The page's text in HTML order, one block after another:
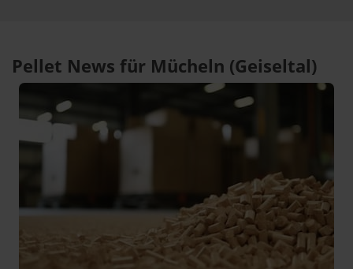
Pellet News für Mücheln (Geiseltal)